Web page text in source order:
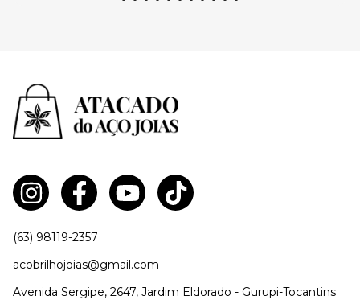
(63) 98119-2357
acobrilhojoias@gmail.com
Avenida Sergipe, 2647, Jardim Eldorado - Gurupi-Tocantins